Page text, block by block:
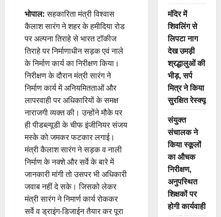
भोपाल:सहकारिता मंत्री विश्वास
कैलाश सारंग ने शहर के हमीदिया रोड
पर अल्पना तिराहे से भारत टॉकीज
तिराहे पर निर्माणाधीन सड़क एवं नाले
के निर्माण कार्य का निरीक्षण किया।
निरीक्षण के दौरान मंत्री सारंग ने
निर्माण कार्य में अनियमितताओं और
लापरवाही पर अधिकारियों के समक्ष
नाराजगी व्यक्त की। उन्होंने मौके पर
ही पीडब्ल्यूडी के चीफ इंजीनियर संजय
मस्के को जमकर फटकार लगाई।
मंत्री कैलाश सारंग ने सड़क व नाली
निर्माण के नक्शे और सर्वे के बारे में
जानकारी मांगी तो उसपर भी अधिकारी
जवाब नहीं दे सके। जिसको लेकर
मंत्री सारंग ने निमार्ण कार्य रोककर
सर्वे व ड्राइंग-डिजाईन तैयार कर पूरा
मंदिर में
शिवलिंग से
लिपटा नाग
देख उमड़ी
श्रद्धालुओं की
भीड़, सर्प
मित्र ने किया
सुरक्षित रेस्क्यू
संयुक्त
संचालक ने
किया स्कूलों
का औचक
निरीक्षण,
अनुपस्थित
शिक्षकों पर
होगी कार्यवाही